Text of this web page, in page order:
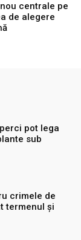
centrale pe
de alegere
pot lega
sub
crimele de
termenul și